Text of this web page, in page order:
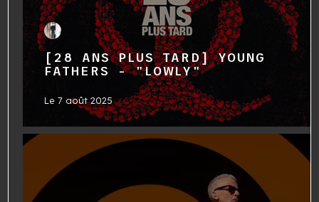
[28 ANS PLUS TARD] YOUNG
FATHERS - "LOWLY"
Le7 août 2025